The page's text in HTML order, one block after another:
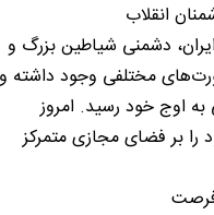
انقلاب
دشمنی شیاطین بزرگ و
مختلفی وجود داشته و
به اوج خود رسید. امروز
بر فضای مجازی متمرکز
فرصت